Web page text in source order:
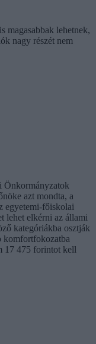
magasabbak lehetnek,
nagy részét nem
Önkormányzatok
azt mondta, a
egyetemi-főiskolai
lehet elkérni az állami
kategóriákba osztják
komfortfokozatba
17 475 forintot kell